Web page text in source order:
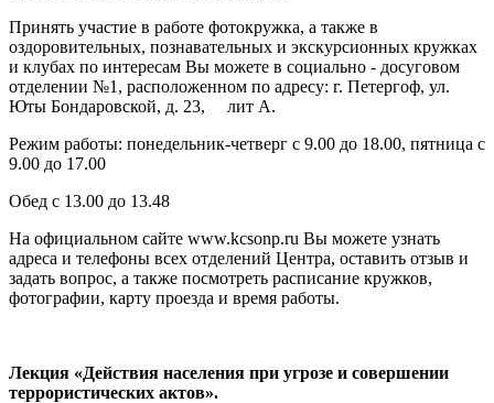
Принять участие в работе фотокружка, а также в
оздоровительных, познавательных и экскурсионных кружках
и клубах по интересам Вы можете в социально - досуговом
отделении №1, расположенном по адресу: г. Петергоф, ул.
Юты Бондаровской, д. 23, лит А.
Режим работы: понедельник-четверг с 9.00 до 18.00, пятница с
9.00 до 17.00
Обед с 13.00 до 13.48
На официальном сайте www.kcsonp.ru Вы можете узнать
адреса и телефоны всех отделений Центра, оставить отзыв и
задать вопрос, а также посмотреть расписание кружков,
фотографии, карту проезда и время работы.
Лекция «Действия населения при угрозе и совершении
террористических актов».